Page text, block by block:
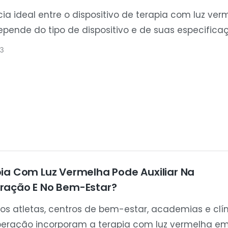
ideal entre o dispositivo de terapia com luz
do tipo de dispositivo e de suas
Manter a distância correta é importante para
Com Luz Vermelha Pode Auxiliar Na
E No Bem-Estar?
atletas, centros de bem-estar, academias e
incorporam a terapia com luz vermelha